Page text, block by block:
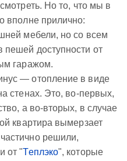
Но то, что мы в
вполне прилично:
мебели, но со всем
доступности от
гаражом.
— отопление в виде
стенах. Это, во-первых,
а во-вторых, в случае
квартира вымерзает
решили,
от "Теплэко", которые